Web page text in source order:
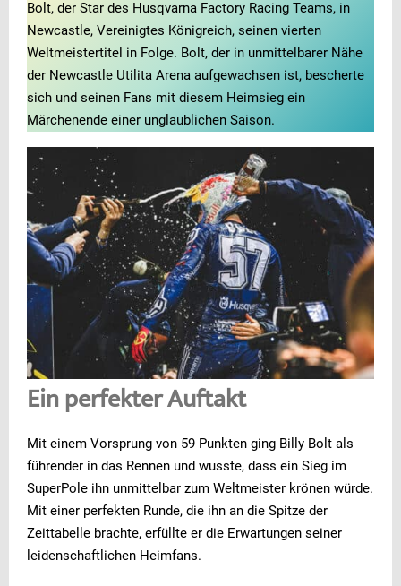
Bolt, der Star des Husqvarna Factory Racing Teams, in
Newcastle, Vereinigtes Königreich, seinen vierten
Weltmeistertitel in Folge. Bolt, der in unmittelbarer Nähe
der Newcastle Utilita Arena aufgewachsen ist, bescherte
sich und seinen Fans mit diesem Heimsieg ein
Märchenende einer unglaublichen Saison.
Ein perfekter Auftakt
Mit einem Vorsprung von 59 Punkten ging Billy Bolt als
führender in das Rennen und wusste, dass ein Sieg im
SuperPole ihn unmittelbar zum Weltmeister krönen würde.
Mit einer perfekten Runde, die ihn an die Spitze der
Zeittabelle brachte, erfüllte er die Erwartungen seiner
leidenschaftlichen Heimfans.